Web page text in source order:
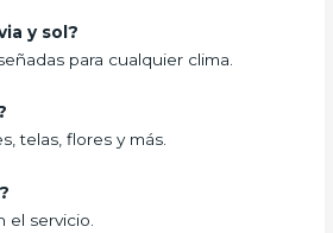
y sol?
para cualquier clima.
telas, flores y más.
el servicio.